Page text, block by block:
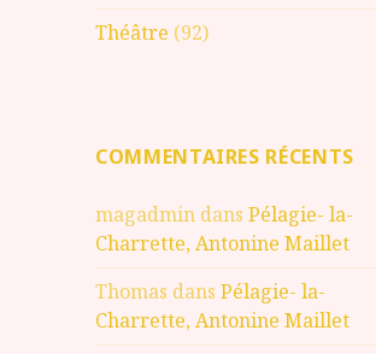
Théâtre (92)
COMMENTAIRES RÉCENTS
magadmin dansPélagie- la-
Charrette, Antonine Maillet
Thomas dansPélagie- la-
Charrette, Antonine Maillet